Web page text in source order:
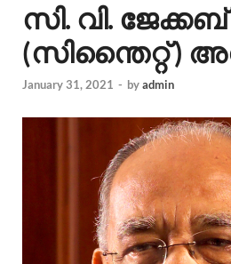
സി. വി. ജേക്കബ്
(സിന്തൈറ്റ് )
January 31, 2021 - byadmin